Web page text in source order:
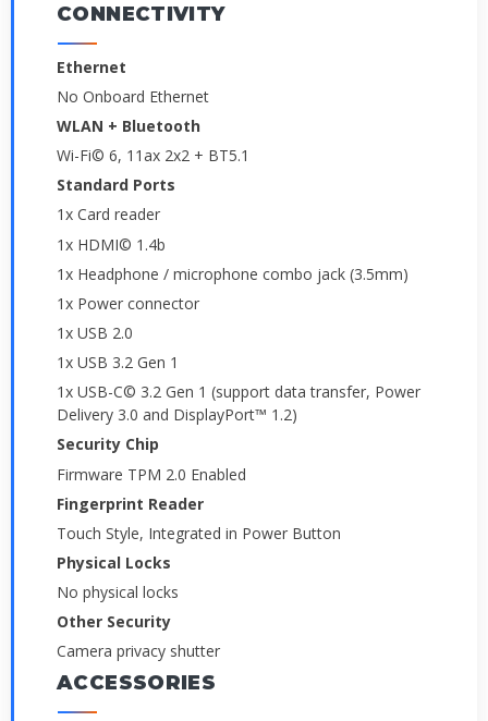
CONNECTIVITY
Ethernet
No Onboard Ethernet
WLAN + Bluetooth
Wi-Fi© 6, 11ax 2x2 + BT5.1
Standard Ports
1x Card reader
1x HDMI© 1.4b
1x Headphone / microphone combo jack (3.5mm)
1x Power connector
1x USB 2.0
1x USB 3.2 Gen 1
1x USB-C© 3.2 Gen 1 (support data transfer, Power
Delivery 3.0 and DisplayPort™ 1.2)
Security Chip
Firmware TPM 2.0 Enabled
Fingerprint Reader
Touch Style, Integrated in Power Button
Physical Locks
No physical locks
Other Security
Camera privacy shutter
ACCESSORIES